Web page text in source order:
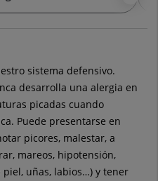
sistema defensivo.
desarrolla una alergia en
picadas cuando
Puede presentarse en
picores, malestar, a
mareos, hipotensión,
piel, uñas, labios…) y tener